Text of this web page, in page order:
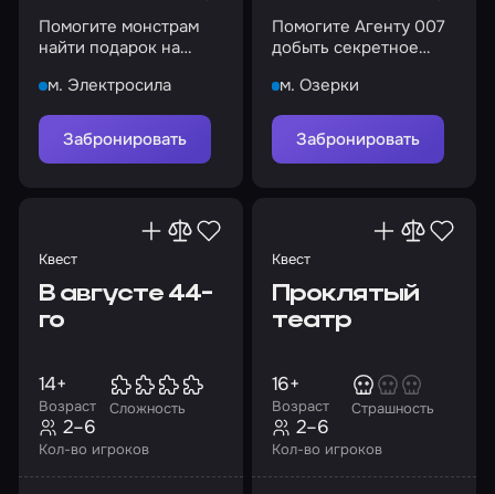
Мистические
Недорогие
Перформансы
Подарочный сертификат
Популярные
Романтические
Семейные
Спортивные
Страшные квесты с актерами
Логические квесты
Антуражные
Нестандартный формат
Выбор «Мира Квестов»
Квесты без актеров
Исторические
Помогите монстрам
найти подарок на
м. Электросила
Забронировать
Помогите Агенту 007
добыть секретное
м. Озерки
Забронировать
Квест
В августе 44-
го
Возраст
14+
Сложность
Кол-во игроков
2–6
Квест
Проклятый
театр
Возраст
16+
Страшность
Кол-во игроков
2–6